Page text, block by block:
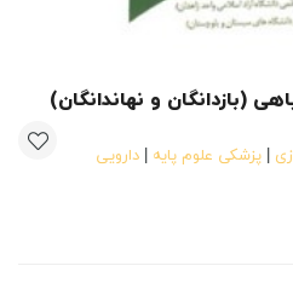
پزشکی علوم پایه دارویی